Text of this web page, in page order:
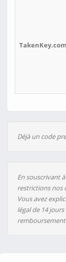
TakenKey.com
Déjà un code
En souscrivant
restrictions nos
Vous avez
légal de 14